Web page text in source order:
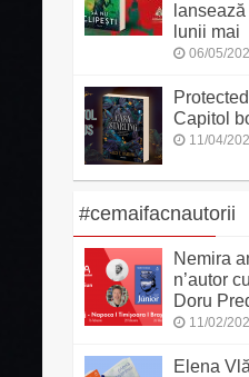
lunii mai
06/05/
Capitol
11/04/
#cemaifacnautorii
Nemira
n’autor
Doru
11/02/
Elena